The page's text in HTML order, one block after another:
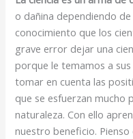
o dañina dependiendo
conocimiento que los
grave error dejar una
porque le temamos a
tomar en cuenta las
que se esfuerzan mucho
naturaleza. Con ello
nuestro beneficio.